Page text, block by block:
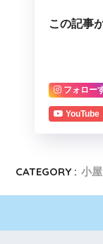
この記事
フォロー
YouTube
CATEGORY : 小屋